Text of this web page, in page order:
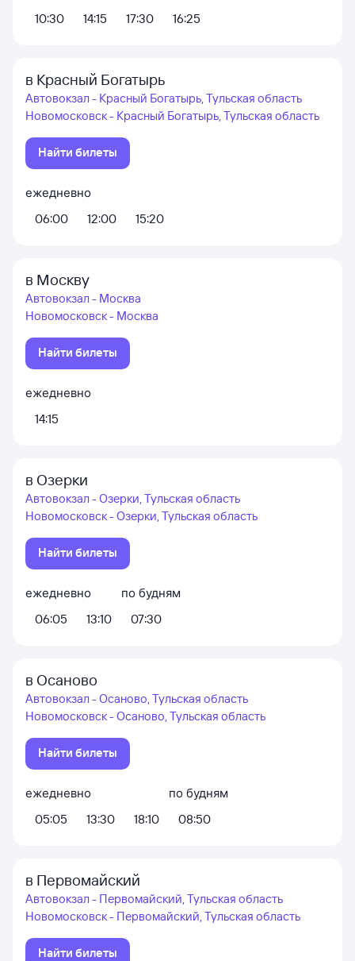
10:30 14:15 17:30 16:25
в Красный Богатырь
Автовокзал - Красный Богатырь, Тульская область
Новомосковск - Красный Богатырь, Тульская область
Найти билеты
ежедневно
06:00
12:00 15:20
в Москву
Автовокзал - Москва
Новомосковск - Москва
Найти билеты
ежедневно
14:15
в Озерки
Автовокзал - Озерки, Тульская область
Новомосковск - Озерки, Тульская область
Найти билеты
ежедневно
06:05
13:10
по будням
07:30
в Осаново
Автовокзал - Осаново, Тульская область
Новомосковск - Осаново, Тульская область
Найти билеты
ежедневно
05:05
13:30 18:10
по будням
08:50
в Первомайский
Автовокзал - Первомайский, Тульская область
Новомосковск - Первомайский, Тульская область
Найти билеты